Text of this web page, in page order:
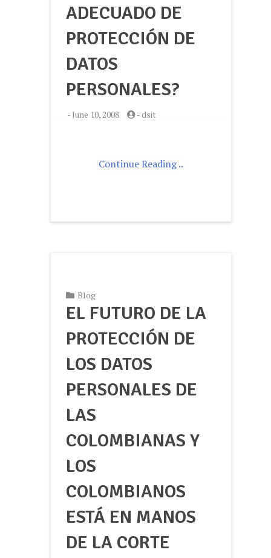
ADECUADO DE
PROTECCIÓN DE
DATOS
PERSONALES?
- June 10, 2008 -dsit
Continue Reading ..
Blog
EL FUTURO DE LA
PROTECCIÓN DE
LOS DATOS
PERSONALES DE
LAS
COLOMBIANAS Y
LOS
COLOMBIANOS
ESTÁ EN MANOS
DE LA CORTE